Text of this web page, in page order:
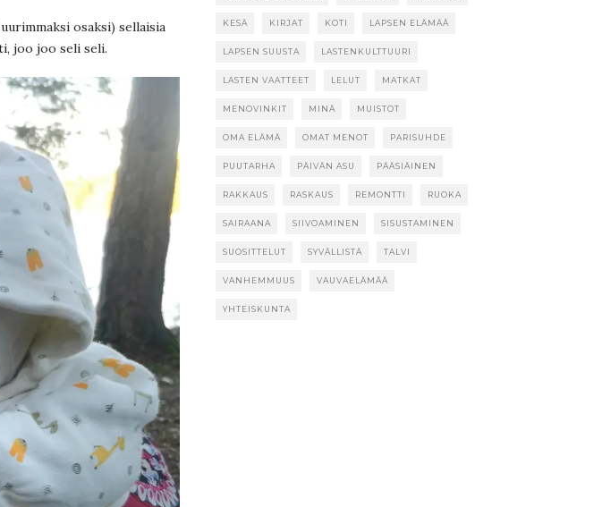
osaksi) sellaisia
joo joo seli seli.
KESÄ KIRJAT KOTI LAPSEN ELÄMÄÄ
LAPSEN SUUSTA LASTENKULTTUURI
LASTEN VAATTEET LELUT MATKAT
MENOVINKIT MINÄ MUISTOT
OMA ELÄMÄ OMAT MENOT PARISUHDE
PUUTARHA PÄIVÄN ASU PÄÄSIÄINEN
RAKKAUS RASKAUS REMONTTI RUOKA
SAIRAANA SIIVOAMINEN SISUSTAMINEN
SUOSITTELUT SYVÄLLISTÄ TALVI
VANHEMMUUS VAUVAELÄMÄÄ
YHTEISKUNTA